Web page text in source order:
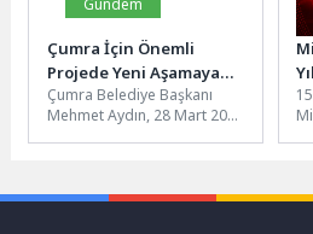
Gündem
Çumra İçin Önemli
Projede Yeni Aşamaya
Gelindi
Çumra Belediye Başkanı
Mehmet Aydın, 28 Mart 2026